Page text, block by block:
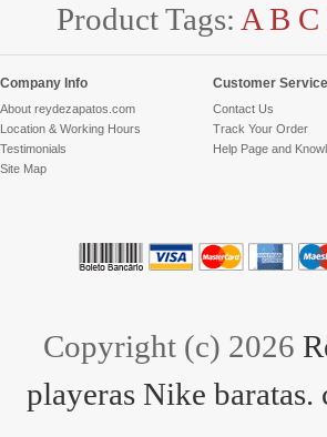
Product Tags: A B C
Company Info
About reydezapatos.com
Location & Working Hours
Testimonials
Site Map
Customer Service
Contact Us
Track Your Order
Help Page and
Copyright (c) 2026
playeras Nike